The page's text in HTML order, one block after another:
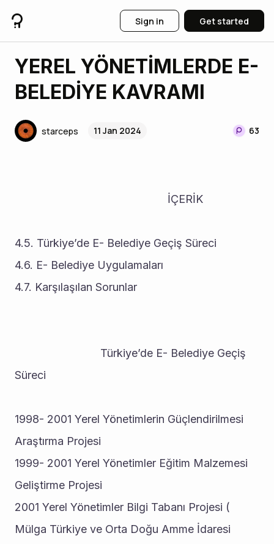
Sign in Get started
YEREL YÖNETİMLERDE E-
BELEDİYE KAVRAMI
starceps 11 Jan 2024 63
                                                  İÇERİK
4.5. Türkiye’de E- Belediye Geçiş Süreci
4.6. E- Belediye Uygulamaları
4.7. Karşılaşılan Sorunlar
Süreci
1998- 2001 Yerel Yönetimlerin Güçlendirilmesi
Araştırma Projesi
1999- 2001 Yerel Yönetimler Eğitim Malzemesi
Geliştirme Projesi
2001 Yerel Yönetimler Bilgi Tabanı Projesi (
Mülga Türkiye ve Orta Doğu Amme İdaresi